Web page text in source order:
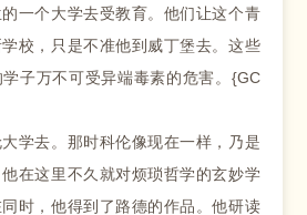
一个大学去受教育。他们让这个青
校，只是不准他到威丁堡去。这些
子万不可受异端毒素的危害。{GC
去。那时科伦像现在一样，乃是
在这里不久就对烦琐哲学的玄妙学
时，他得到了路德的作品。他研读